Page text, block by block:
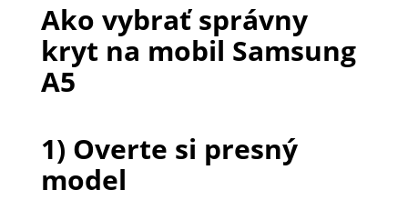
POPSOCKETY
SMART
PRÍSLUŠENSTVO
Ako vybrať správny
kryt na mobil Samsung
A5
1) Overte si presný
model